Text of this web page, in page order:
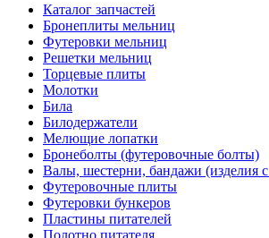
Каталог запчастей
Бронеплиты мельниц
Футеровки мельниц
Решетки мельниц
Торцевые плиты
Молотки
Била
Билодержатели
Мелющие лопатки
Бронеболты (футеровочные болты)
Валы, шестерни, бандажи (изделия
Футеровочные плиты
Футеровки бункеров
Пластины питателей
Полотно питателя